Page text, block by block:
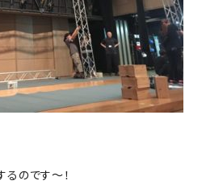
のです～！